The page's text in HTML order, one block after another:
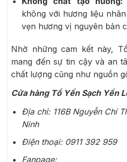
không với hương liệu
vẹn hương vị nguyên bản
Nhờ những cam kết này,
mang đến sự tin cậy và an
chất lượng cũng như nguồn
Cửa hàng Tổ Yến Sạch Yến
Địa chỉ: 116B Nguyễn Chí
Ninh
Điện thoại: 0911 392 959
Fanpage: